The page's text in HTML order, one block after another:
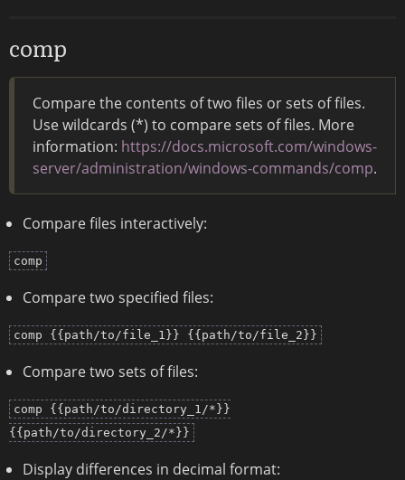
comp
Compare the contents of two files or sets of files.
Use wildcards (*) to compare sets of files. More
information: https://docs.microsoft.com/windows-
server/administration/windows-commands/comp.
Compare files interactively:
comp
Compare two specified files:
comp {{path/to/file_1}} {{path/to/file_2}}
Compare two sets of files:
comp {{path/to/directory_1/*}}
{{path/to/directory_2/*}}
Display differences in decimal format: